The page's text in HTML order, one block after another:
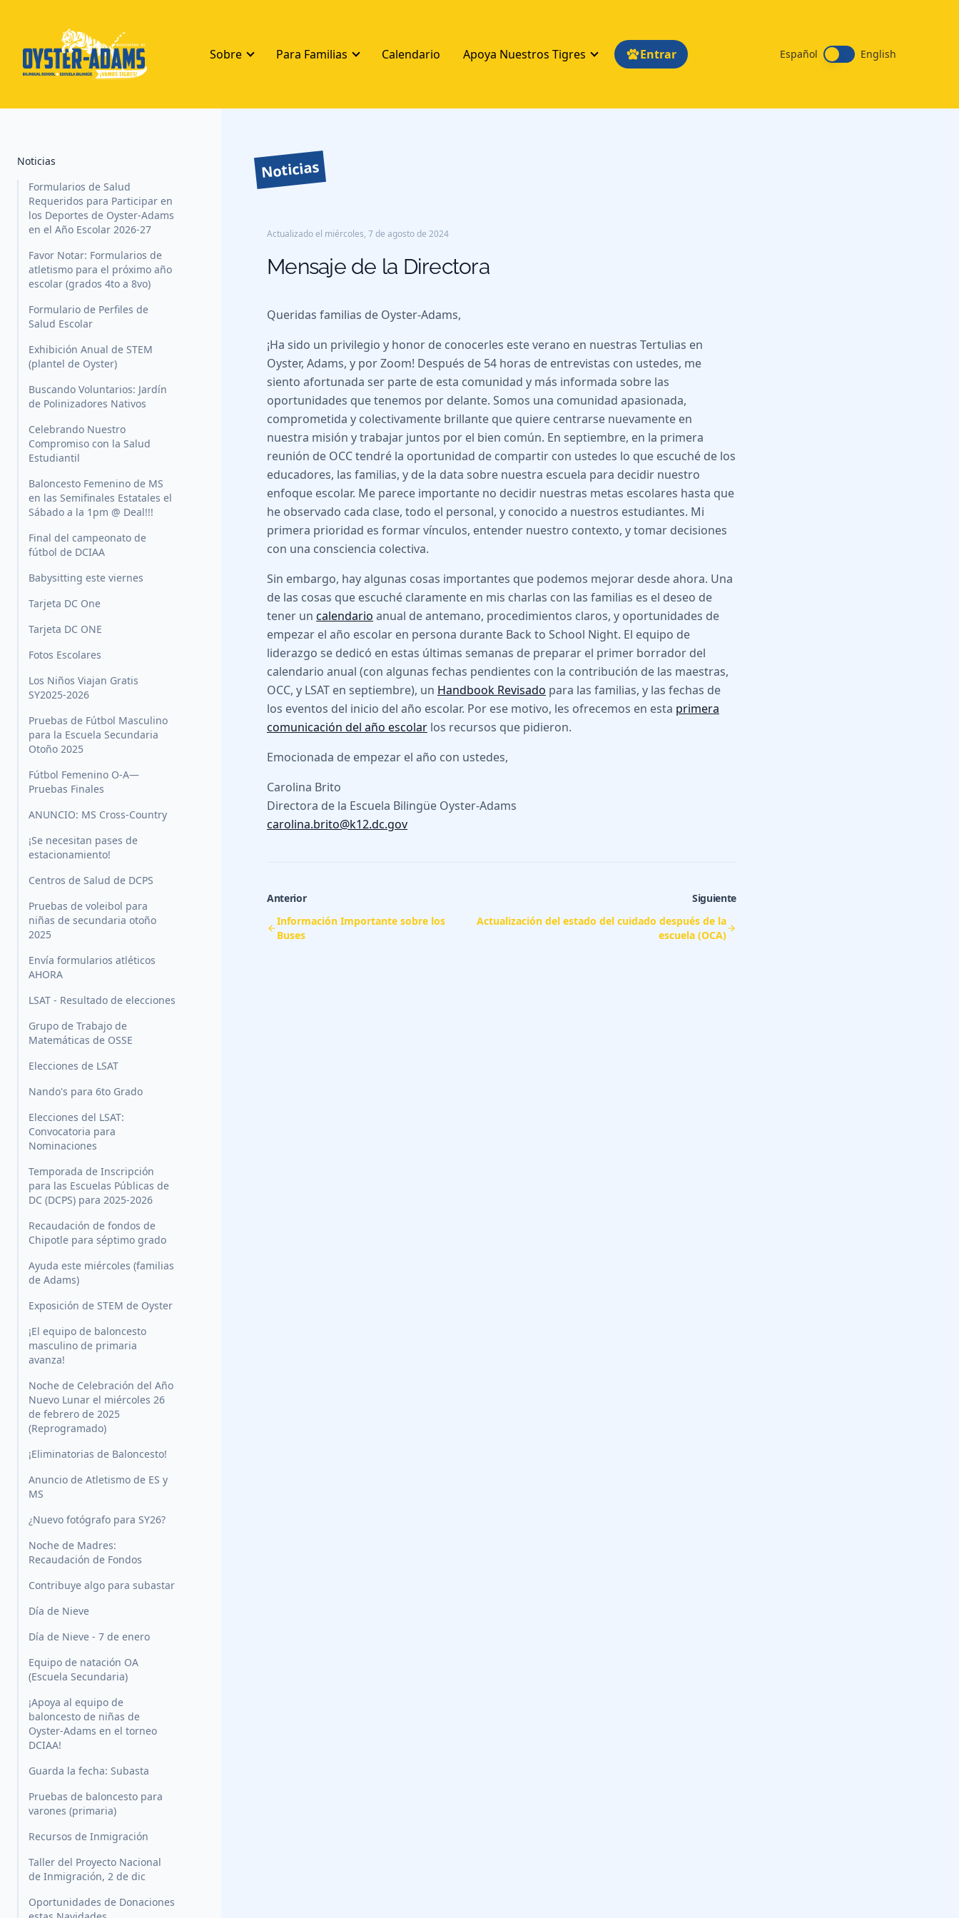
Sobre Para Familias Calendario Apoya Nuestros Tigres Entrar Español English
Noticias
Formularios de Salud
Requeridos para Participar en
los Deportes de Oyster-Adams
en el Año Escolar 2026-27
Favor Notar: Formularios de
atletismo para el próximo año
escolar (grados 4to a 8vo)
Formulario de Perfiles de
Salud Escolar
Exhibición Anual de STEM
(plantel de Oyster)
Buscando Voluntarios: Jardín
de Polinizadores Nativos
Celebrando Nuestro
Compromiso con la Salud
Estudiantil
Baloncesto Femenino de MS
en las Semifinales Estatales el
Sábado a la 1pm @ Deal!!!
Final del campeonato de
fútbol de DCIAA
Babysitting este viernes
Tarjeta DC One
Tarjeta DC ONE
Fotos Escolares
Los Niños Viajan Gratis
SY2025-2026
Pruebas de Fútbol Masculino
para la Escuela Secundaria
Otoño 2025
Fútbol Femenino O-A—
Pruebas Finales
ANUNCIO: MS Cross-Country
¡Se necesitan pases de
estacionamiento!
Centros de Salud de DCPS
Pruebas de voleibol para
niñas de secundaria otoño
2025
Envía formularios atléticos
AHORA
LSAT - Resultado de elecciones
Grupo de Trabajo de
Matemáticas de OSSE
Elecciones de LSAT
Nando's para 6to Grado
Elecciones del LSAT:
Convocatoria para
Nominaciones
Temporada de Inscripción
para las Escuelas Públicas de
DC (DCPS) para 2025-2026
Recaudación de fondos de
Chipotle para séptimo grado
Ayuda este miércoles (familias
de Adams)
Exposición de STEM de Oyster
¡El equipo de baloncesto
masculino de primaria
avanza!
Noche de Celebración del Año
Nuevo Lunar el miércoles 26
de febrero de 2025
(Reprogramado)
¡Eliminatorias de Baloncesto!
Anuncio de Atletismo de ES y
MS
¿Nuevo fotógrafo para SY26?
Noche de Madres:
Recaudación de Fondos
Contribuye algo para subastar
Día de Nieve
Día de Nieve - 7 de enero
Equipo de natación OA
(Escuela Secundaria)
¡Apoya al equipo de
baloncesto de niñas de
Oyster-Adams en el torneo
DCIAA!
Guarda la fecha: Subasta
Pruebas de baloncesto para
varones (primaria)
Recursos de Inmigración
Taller del Proyecto Nacional
de Inmigración, 2 de dic
Oportunidades de Donaciones
Noticias
Actualizado el miércoles, 7 de agosto de 2024
Mensaje de la Directora
Queridas familias de Oyster-Adams,
¡Ha sido un privilegio y honor de conocerles este verano en nuestras Tertulias en
Oyster, Adams, y por Zoom! Después de 54 horas de entrevistas con ustedes, me
siento afortunada ser parte de esta comunidad y más informada sobre las
oportunidades que tenemos por delante. Somos una comunidad apasionada,
comprometida y colectivamente brillante que quiere centrarse nuevamente en
nuestra misión y trabajar juntos por el bien común. En septiembre, en la primera
reunión de OCC tendré la oportunidad de compartir con ustedes lo que escuché de los
educadores, las familias, y de la data sobre nuestra escuela para decidir nuestro
enfoque escolar. Me parece importante no decidir nuestras metas escolares hasta que
he observado cada clase, todo el personal, y conocido a nuestros estudiantes. Mi
primera prioridad es formar vínculos, entender nuestro contexto, y tomar decisiones
con una consciencia colectiva.
Sin embargo, hay algunas cosas importantes que podemos mejorar desde ahora. Una
de las cosas que escuché claramente en mis charlas con las familias es el deseo de
tener un calendario anual de antemano, procedimientos claros, y oportunidades de
empezar el año escolar en persona durante Back to School Night. El equipo de
liderazgo se dedicó en estas últimas semanas de preparar el primer borrador del
calendario anual (con algunas fechas pendientes con la contribución de las maestras,
OCC, y LSAT en septiembre), un Handbook Revisado para las familias, y las fechas de
los eventos del inicio del año escolar. Por ese motivo, les ofrecemos en esta primera
comunicación del año escolar los recursos que pidieron.
Emocionada de empezar el año con ustedes,
Carolina Brito
Directora de la Escuela Bilingüe Oyster-Adams
carolina.brito@k12.dc.gov
Anterior
Información Importante sobre los
Buses
Siguiente
Actualización del estado del cuidado después de la
escuela (OCA)